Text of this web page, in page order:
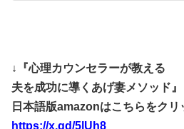
↓『心理カウンセラーが教える
夫を成功に導くあげ妻メソッド』
日本語版amazonはこちらをクリ
https://x.gd/5lUh8